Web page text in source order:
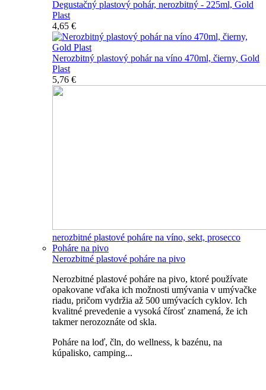
Degustačný plastový pohár, nerozbitný - 225ml, Gold
Plast
4,65 €
Nerozbitný plastový pohár na víno 470ml, čierny, Gold
Plast
5,76 €
nerozbitné plastové poháre na víno, sekt, prosecco
Poháre na pivo
Nerozbitné plastové poháre na pivo
Nerozbitné plastové poháre na pivo, ktoré používate
opakovane vďaka ich možnosti umývania v umývačke
riadu, pričom vydržia až 500 umývacích cyklov. Ich
kvalitné prevedenie a vysoká čírosť znamená, že ich
takmer nerozoznáte od skla.
Poháre na loď, čln, do wellness, k bazénu, na
kúpalisko, camping...